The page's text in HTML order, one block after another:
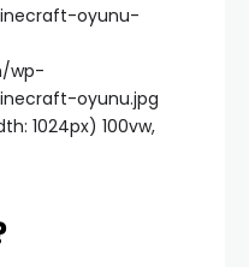
oyunu-
wp-
oyunu.jpg
1024px) 100vw,